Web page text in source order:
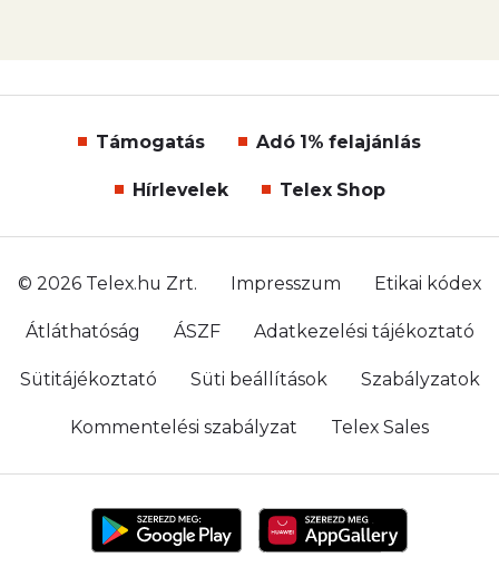
Támogatás Adó 1% felajánlás
Hírlevelek Telex Shop
© 2026 Telex.hu Zrt. Impresszum Etikai kódex
Átláthatóság ÁSZF Adatkezelési tájékoztató
Sütitájékoztató Süti beállítások Szabályzatok
Kommentelési szabályzat Telex Sales